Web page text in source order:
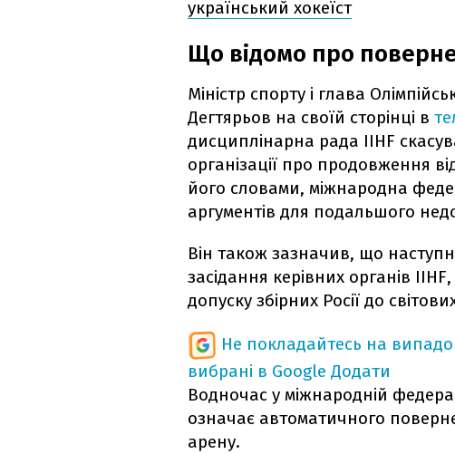
український хокеїст
Що відомо про
Міністр спорту і глава
Дегтярьов на своїй сторінці в
дисциплінарна рада IIHF
організації про продовження
його словами, міжнародна
аргументів для подальшого
Він також зазначив, що
засідання керівних органів
допуску збірних Росії до
Не покладайтесь на
вибрані в Google Додати
Водночас у міжнародній
означає автоматичного
арену.